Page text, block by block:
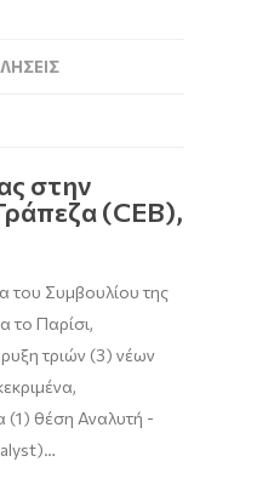
στην
(CEB),
του Συμβουλίου της
το Παρίσι,
τριών (3) νέων
(1) θέση Αναλυτή -